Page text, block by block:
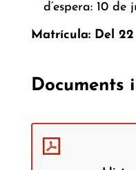
d’espera: 10 de
Matrícula: Del
Documents